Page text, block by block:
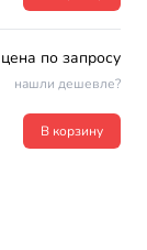
цена по запросу
нашли дешевле?
В корзину